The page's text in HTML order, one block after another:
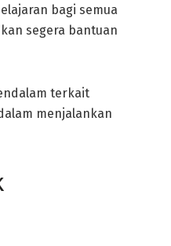
bagi semua
segera bantuan
terkait
menjalankan